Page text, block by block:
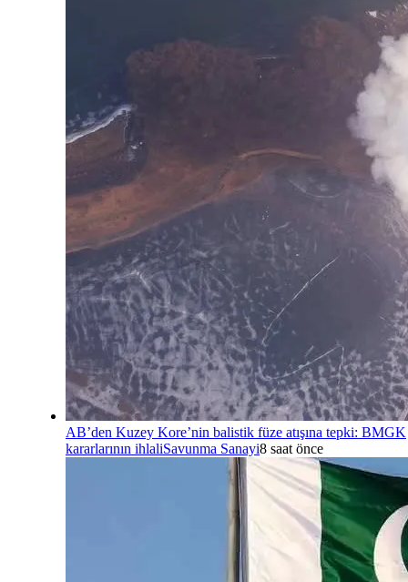
AB’den Kuzey Kore’nin balistik füze atışına tepki: BMGK
kararlarının ihlaliSavunma Sanayi8 saat önce